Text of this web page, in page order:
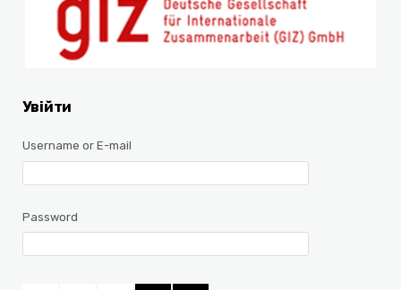
Увійти
Username or E-mail
Password